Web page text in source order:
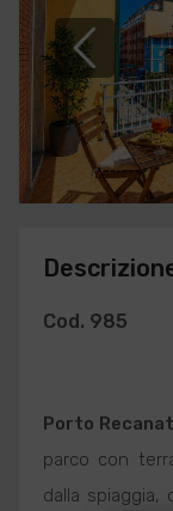
Cod. 985
Porto
parco con
dalla spiaggia,